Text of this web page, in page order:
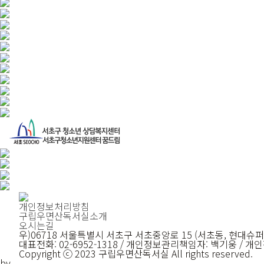
개인정보처리방침
구립우면산독서실소개
오시는길
우)06718 서울특별시 서초구 서초중앙로 15 (서초동, 현대슈
대표전화: 02-6952-1318 / 개인정보관리책임자: 백기웅 / 개
Copyright ⓒ 2023 구립우면산독서실 All rights reserved.